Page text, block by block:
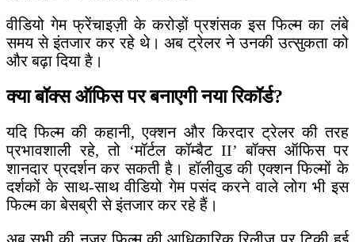
वीडियो गेम फ्रेंचाइज़ी के करोड़ों प्रशंसक इस फिल्म का लंबे
समय से इंतजार कर रहे थे। अब ट्रेलर ने उनकी उत्सुकता को
और बढ़ा दिया है।
क्या बॉक्स ऑफिस पर बनाएगी नया रिकॉर्ड?
यदि फिल्म की कहानी, एक्शन और किरदार ट्रेलर की तरह
प्रभावशाली रहे, तो ‘मॉर्टल कॉम्बैट II’ बॉक्स ऑफिस पर
शानदार प्रदर्शन कर सकती है। हॉलीवुड की एक्शन फिल्मों के
दर्शकों के साथ-साथ वीडियो गेम पसंद करने वाले लोग भी इस
फिल्म का बेसब्री से इंतजार कर रहे हैं।
अब सभी की नजर फिल्म की आधिकारिक रिलीज पर टिकी हुई